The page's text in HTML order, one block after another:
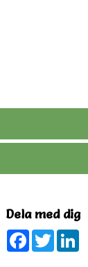
Dela med dig
Facebook
Twitter